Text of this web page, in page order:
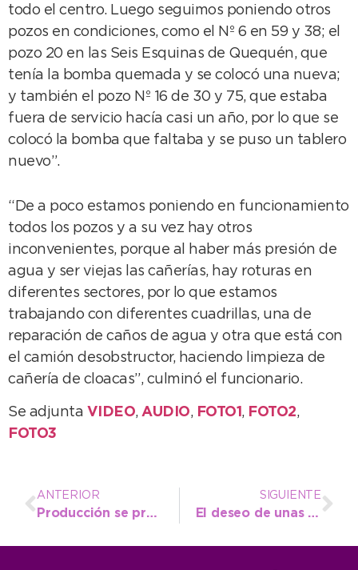
todo el centro. Luego seguimos poniendo otros
pozos en condiciones, como el Nº 6 en 59 y 38; el
pozo 20 en las Seis Esquinas de Quequén, que
tenía la bomba quemada y se colocó una nueva;
y también el pozo Nº 16 de 30 y 75, que estaba
fuera de servicio hacía casi un año, por lo que se
colocó la bomba que faltaba y se puso un tablero
nuevo”.
“De a poco estamos poniendo en funcionamiento
todos los pozos y a su vez hay otros
inconvenientes, porque al haber más presión de
agua y ser viejas las cañerías, hay roturas en
diferentes sectores, por lo que estamos
trabajando con diferentes cuadrillas, una de
reparación de caños de agua y otra que está con
el camión desobstructor, haciendo limpieza de
cañería de cloacas”, culminó el funcionario.
Se adjunta VIDEO, AUDIO, FOTO1 , FOTO2,
FOTO3
ANTERIOR
Producción se propone apoyar un crecimiento sostenido de la experiencia Frescura Natural
SIGUIENTE
El deseo de unas muy Felices Fiestas y el augurio de un futuro promisorio